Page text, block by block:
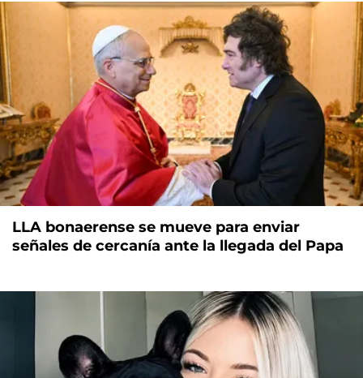
LLA bonaerense se mueve para enviar
señales de cercanía ante la llegada del Papa